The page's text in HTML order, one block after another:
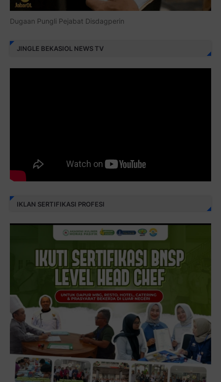
Dugaan Pungli Pejabat Disdagperin
JINGLE BEKASIOL NEWS TV
IKLAN SERTIFIKASI PROFESI